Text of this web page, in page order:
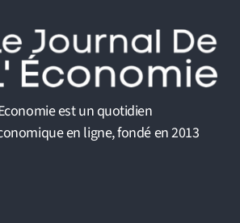
est un quotidien
en ligne, fondé en 2013